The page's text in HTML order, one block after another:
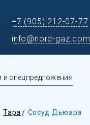
+7 (905) 212-07-77
info@nord-gaz.com
и спецпредложения
Тара Сосуд Дьюара